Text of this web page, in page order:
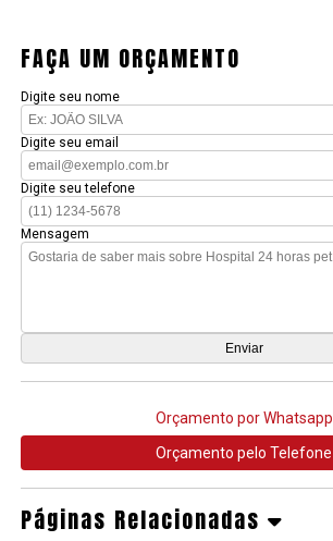
FAÇA UM ORÇAMENTO
Digite seu nome
Digite seu email
Digite seu telefone
Mensagem
Orçamento por Whatsapp
Orçamento pelo Telefone
Páginas Relacionadas